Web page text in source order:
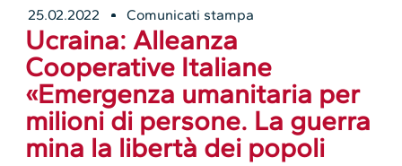
25.02.2022 Comunicati stampa
Ucraina: Alleanza
Cooperative Italiane
«Emergenza umanitaria per
milioni di persone. La guerra
mina la libertà dei popoli